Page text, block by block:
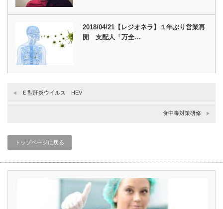
2018/04/21【レジオネラ】１年ぶり営業再
開 支配人「万全…
Ｅ型肝炎ウイルス HEV
食中毒対策研修
トップページに戻る